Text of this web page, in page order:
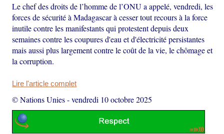
Le chef des droits de l’homme de l’ONU a appelé, vendredi, les
forces de sécurité à Madagascar à cesser tout recours à la force
inutile contre les manifestants qui protestent depuis deux
semaines contre les coupures d'eau et d'électricité persistantes
mais aussi plus largement contre le coût de la vie, le chômage et
la corruption.
Lire l'article complet
© Nations Unies-vendredi 10 octobre 2025